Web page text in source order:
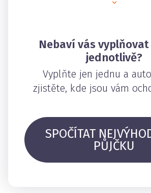
Nebaví vás
jednotlivě?
Vyplňte jen jednu a
zjistěte, kde jsou vám
SPOČÍTAT
PŮJČKU